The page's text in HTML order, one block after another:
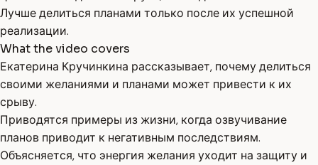
Лучше делиться планами только после их успешной
реализации.
What the video covers
Екатерина Кручинкина рассказывает, почему делиться
своими желаниями и планами может привести к их
срыву.
Приводятся примеры из жизни, когда озвучивание
планов приводит к негативным последствиям.
Объясняется, что энергия желания уходит на защиту и